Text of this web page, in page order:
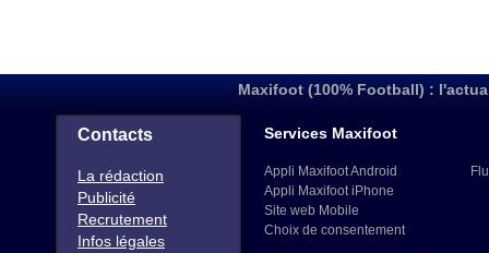
Maxifoot (100% Football) :
Contacts
La rédaction
Publicité
Recrutement
Infos légales
Services Maxifoot
Appli Maxifoot Android
Appli Maxifoot iPhone
Site web Mobile
Choix de consentement